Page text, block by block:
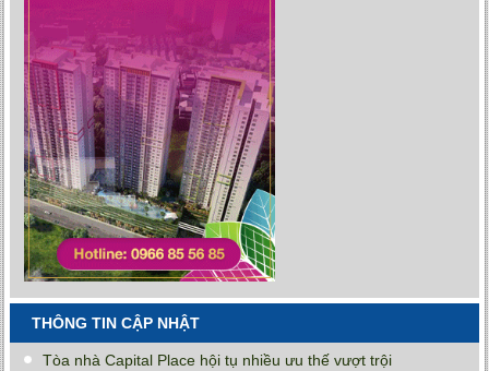
THÔNG TIN CẬP NHẬT
Tòa nhà Capital Place hội tụ nhiều ưu thế vượt trội